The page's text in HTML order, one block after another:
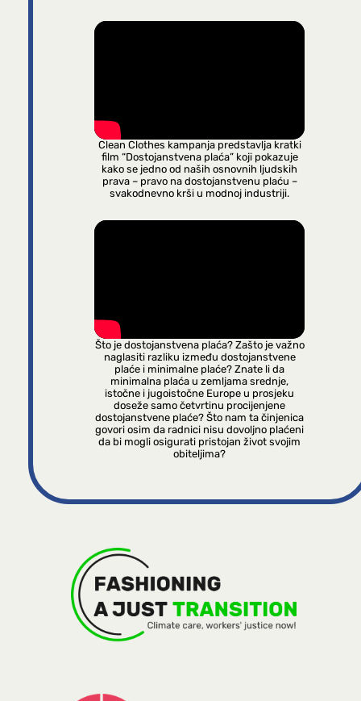
Clean Clothes kampanja predstavlja kratki
film “Dostojanstvena plaća” koji pokazuje
kako se jedno od naših osnovnih ljudskih
prava – pravo na dostojanstvenu plaću –
svakodnevno krši u modnoj industriji.
Što je dostojanstvena plaća? Zašto je važno
naglasiti razliku između dostojanstvene
plaće i minimalne plaće? Znate li da
minimalna plaća u zemljama srednje,
istočne i jugoistočne Europe u prosjeku
doseže samo četvrtinu procijenjene
dostojanstvene plaće? Što nam ta činjenica
govori osim da radnici nisu dovoljno plaćeni
da bi mogli osigurati pristojan život svojim
obiteljima?